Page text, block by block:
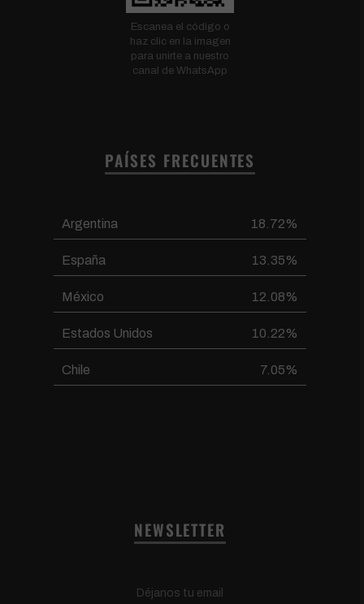
Escanea el código o
haz clic en la imagen
para unirte a nuestro
canal de WhatsApp
PAÍSES FRECUENTES
Argentina 18.72%
España 13.35%
México 12.08%
Estados Unidos 10.22%
Chile 7.05%
NEWSLETTER
Déjanos tu email